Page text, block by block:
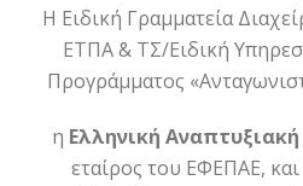
Η Ειδική Γραμματεία
ΕΤΠΑ & ΤΣ/Ειδική
Προγράμματος
η Ελληνική
εταίρος του ΕΦΕΠΑΕ, και